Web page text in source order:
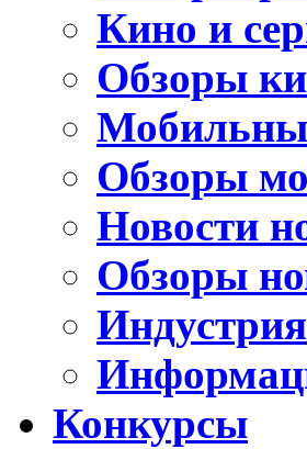
Кино и
Обзоры
Обзоры
Новости
Обзоры
Индустрия
Конкурсы